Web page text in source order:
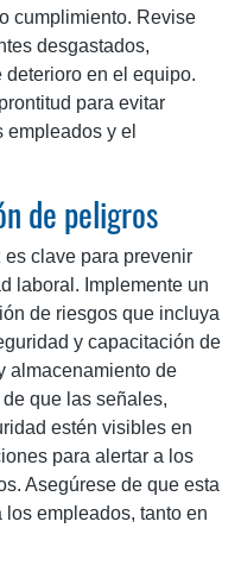
cumplimiento. Revise
desgastados,
en el equipo.
para evitar
y el
de peligros
clave para prevenir
laboral. Implemente un
de riesgos que incluya
y capacitación de
almacenamiento de
que las señales,
estén visibles en
para alertar a los
Asegúrese de que esta
empleados, tanto en